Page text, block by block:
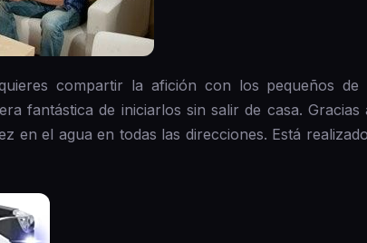
compartir la afición con los pequeños de
fantástica de iniciarlos sin salir de casa.
en el agua en todas las direcciones. Está